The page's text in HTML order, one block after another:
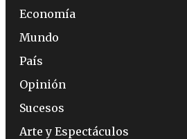
Economía
Mundo
País
Opinión
Sucesos
Arte y Espectáculos